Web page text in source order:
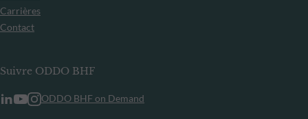
Carrières
Contact
Suivre ODDO BHF
ODDO BHF on Demand